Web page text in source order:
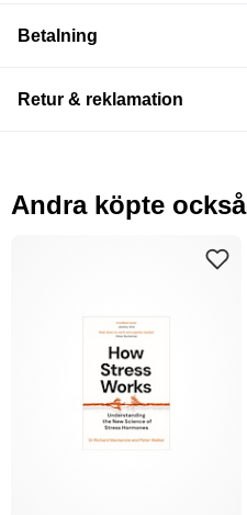
Betalning
Retur & reklamation
Andra köpte också